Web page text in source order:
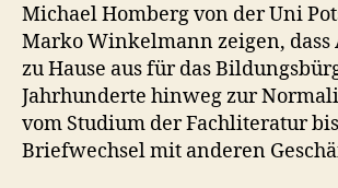
Michael Homberg von der Uni
Marko Winkelmann zeigen,
zu Hause aus für das
Jahrhunderte hinweg zur
vom Studium der Fachliteratur
Briefwechsel mit anderen